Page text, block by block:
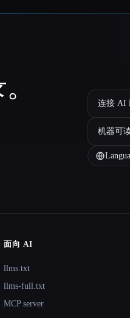
连接 AI
机器可
面向 AI
llms.txt
llms-full.txt
MCP server